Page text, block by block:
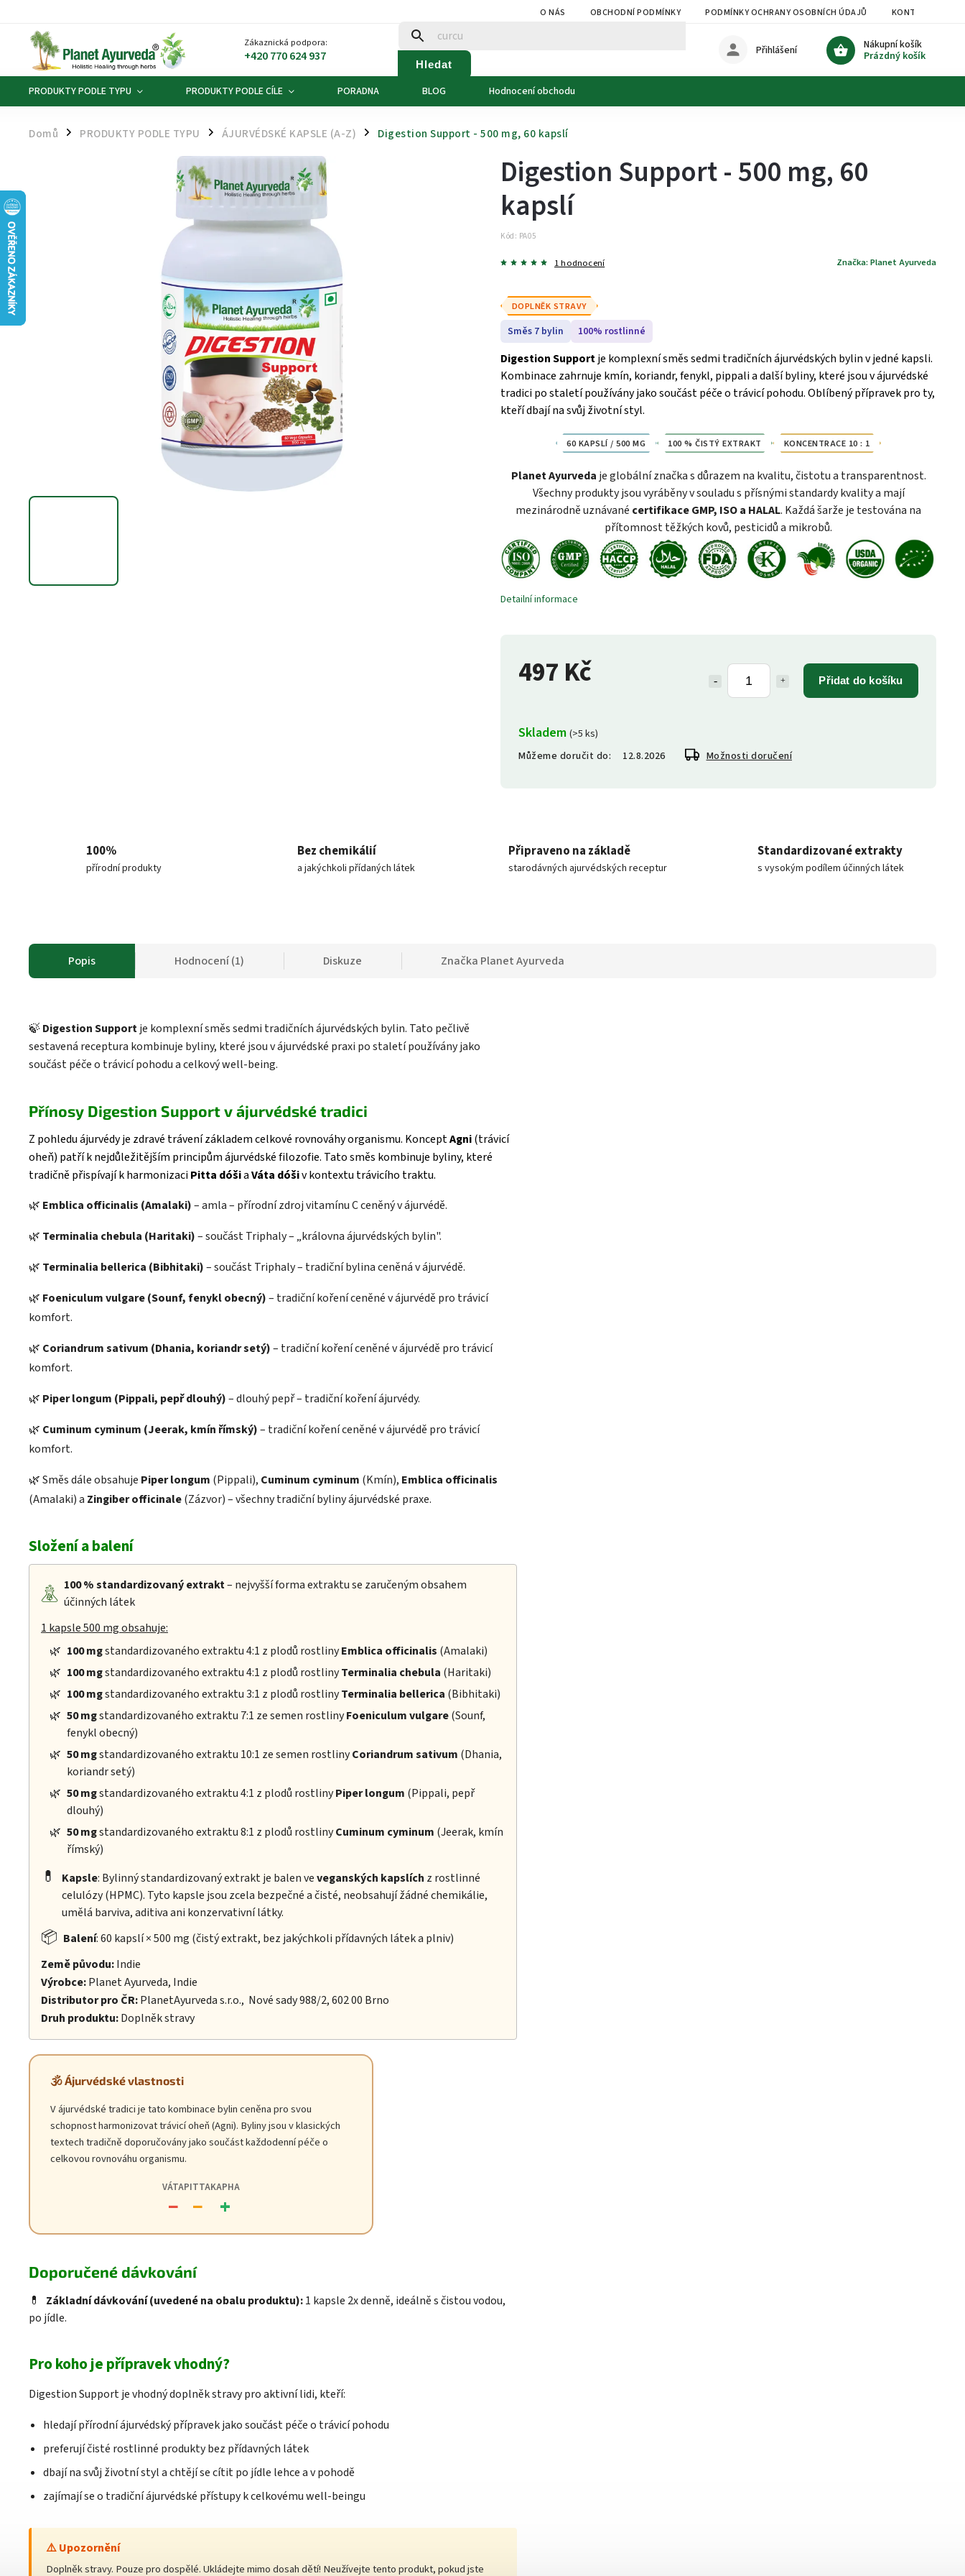
O NÁS OBCHODNÍ PODMÍNKY PODMÍNKY OCHRANY OSOBNÍCH ÚDAJŮ KONTAKTY
Zákaznická podpora:
+420 770 624 937 Hledat
Nákupní košík
Prázdný košík
Přihlášení
PRODUKTY PODLE TYPU PRODUKTY PODLE CÍLE PORADNA BLOG Hodnocení obchodu
Domů / PRODUKTY PODLE TYPU / ÁJURVÉDSKÉ KAPSLE (A-Z) / Digestion Support - 500 mg, 60 kapslí
497 Kč Přidat do košíku
Skladem (>5 ks)
Můžeme doručit do:
12.8.2026 Možnosti doručení
Digestion Support - 500 mg, 60
kapslí
Kód: PA05
1 hodnocení Značka: Planet Ayurveda
DOPLNĚK STRAVY
Směs 7 bylin 100% rostlinné
Digestion Supportje komplexní směs sedmi tradičních ájurvédských bylin v jedné kapsli.
Kombinace zahrnuje kmín, koriandr, fenykl, pippali a další byliny, které jsou v ájurvédské
tradici po staletí používány jako součást péče o trávicí pohodu. Oblíbený přípravek pro ty,
kteří dbají na svůj životní styl.
60 KAPSLÍ / 500 MG 100 % ČISTÝ EXTRAKT KONCENTRACE 10 : 1
Planet Ayurveda je globální značka s důrazem na kvalitu, čistotu a transparentnost.
Všechny produkty jsou vyráběny v souladu s přísnými standardy kvality a mají
mezinárodně uznávané certifikace GMP, ISO a HALAL. Každá šarže je testována na
přítomnost těžkých kovů, pesticidů a mikrobů.
Detailní informace
100%
přírodní produkty
Bez chemikálií
a jakýchkoli přídaných látek
Připraveno na základě
starodávných ajurvédských receptur
Standardizované extrakty
s vysokým podílem účinných látek
Popis Hodnocení (1) Diskuze Značka Planet Ayurveda
🍃 Digestion Supportje komplexní směs sedmi tradičních ájurvédských bylin. Tato pečlivě
sestavená receptura kombinuje byliny, které jsou v ájurvédské praxi po staletí používány jako
součást péče o trávicí pohodu a celkový well-being.
Přínosy Digestion Support v ájurvédské tradici
Z pohledu ájurvédy je zdravé trávení základem celkové rovnováhy organismu. KonceptAgni(trávicí
oheň) patří k nejdůležitějším principům ájurvédské filozofie. Tato směs kombinuje byliny, které
tradičně přispívají k harmonizaciPitta dóšiaVáta dóšiv kontextu trávicího traktu.
🌿 Emblica officinalis (Amalaki)– amla – přírodní zdroj vitamínu C ceněný v ájurvédě.
🌿 Terminalia chebula (Haritaki)– součást Triphaly – „královna ájurvédských bylin".
🌿 Terminalia bellerica (Bibhitaki)– součást Triphaly – tradiční bylina ceněná v ájurvédě.
🌿 Foeniculum vulgare (Sounf, fenykl obecný)– tradiční koření ceněné v ájurvédě pro trávicí
komfort.
🌿 Coriandrum sativum (Dhania, koriandr setý)– tradiční koření ceněné v ájurvédě pro trávicí
komfort.
🌿 Piper longum (Pippali, pepř dlouhý)– dlouhý pepř – tradiční koření ájurvédy.
🌿 Cuminum cyminum (Jeerak, kmín římský)– tradiční koření ceněné v ájurvédě pro trávicí
komfort.
🌿 Směs dále obsahuje Piper longum (Pippali), Cuminum cyminum (Kmín), Emblica officinalis
(Amalaki) a Zingiber officinale(Zázvor) – všechny tradiční byliny ájurvédské praxe.
Složení a balení
100 %standardizovaný extrakt– nejvyšší forma extraktu se zaručeným obsahem
účinných látek
1 kapsle 500 mg obsahuje:
🌿 100 mgstandardizovaného extraktu 4:1 z plodů rostlinyEmblica officinalis (Amalaki)
🌿 100 mgstandardizovaného extraktu 4:1 z plodů rostlinyTerminalia chebula (Haritaki)
🌿 100 mgstandardizovaného extraktu 3:1 z plodů rostlinyTerminalia bellerica (Bibhitaki)
🌿 50 mgstandardizovaného extraktu 7:1 ze semen rostlinyFoeniculum vulgare(Sounf,
fenykl obecný)
🌿 50 mgstandardizovaného extraktu 10:1 ze semen rostlinyCoriandrum sativum (Dhania,
koriandr setý)
🌿 50 mgstandardizovaného extraktu 4:1 z plodů rostlinyPiper longum (Pippali, pepř
dlouhý)
🌿 50 mgstandardizovaného extraktu 8:1 z plodů rostlinyCuminum cyminum (Jeerak, kmín
římský)
💊 Kapsle: Bylinný standardizovaný extrakt je balen veveganských kapslích z rostlinné
celulózy (HPMC). Tyto kapsle jsou zcela bezpečné a čisté, neobsahují žádné chemikálie,
umělá barviva, aditiva ani konzervativní látky.
📦 Balení: 60 kapslí × 500 mg (čistý extrakt, bez jakýchkoli přídavných látek a plniv)
Země původu:Indie
Výrobce:Planet Ayurveda, Indie
Distributor pro ČR:PlanetAyurveda s.r.o., Nové sady 988/2, 602 00 Brno
Druh produktu:Doplněk stravy
🕉️ Ájurvédské vlastnosti
V ájurvédské tradici je tato kombinace bylin ceněna pro svou
schopnost harmonizovat trávicí oheň (Agni). Byliny jsou v klasických
textech tradičně doporučovány jako součást každodenní péče o
celkovou rovnováhu organismu.
VÁTA
−
PITTA
−
KAPHA
+
Doporučené dávkování
💊 Základní dávkování (uvedené na obalu produktu):1 kapsle 2x denně, ideálně s čistou vodou,
po jídle.
Pro koho je přípravek vhodný?
Digestion Support je vhodný doplněk stravy pro aktivní lidi, kteří:
hledají přírodní ájurvédský přípravek jako součást péče o trávicí pohodu
preferují čisté rostlinné produkty bez přídavných látek
dbají na svůj životní styl a chtějí se cítit po jídle lehce a v pohodě
zajímají se o tradiční ájurvédské přístupy k celkovému well-beingu
⚠️ Upozornění
Doplněk stravy. Pouze pro dospělé. Ukládejte mimo dosah dětí! Neužívejte tento produkt, pokud jste